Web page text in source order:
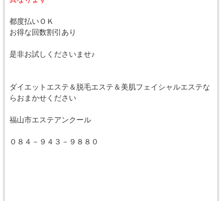
都度払いＯＫ
お得な回数割引あり
是非お試しくださいませ♪
ダイエットエステ＆脱毛エステ＆美肌フェイシャルエステな
らおまかせください
福山市エステアンクール
０８４－９４３－９８８０